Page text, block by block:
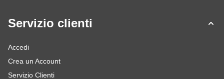
Servizio clienti
Accedi
Crea un Account
Servizio Clienti